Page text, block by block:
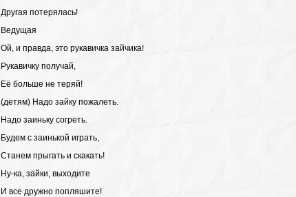
Другая потерялась!
Ведущая
Ой, и правда, это рукавичка зайчика!
Рукавичку получай,
Её больше не теряй!
(детям) Надо зайку пожалеть.
Надо заиньку согреть.
Будем с заинькой играть,
Станем прыгать и скакать!
Ну-ка, зайки, выходите
И все дружно попляшите!